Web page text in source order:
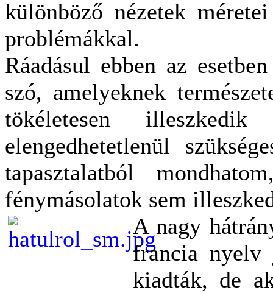
különböző nézetek
problémákkal.
Ráadásul ebben az
szó, amelyeknek
tökéletesen
elengedhetetlenül
tapasztalatból
fénymásolatok sem
A nagy
francia nyelv
kiadták, de